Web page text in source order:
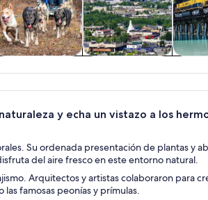
bebidas y vida
nocturna
y echa un vistazo a los
Su ordenada presentación de plantas y
del aire fresco en este entorno natural.
Arquitectos y artistas colaboraron para
famosas peonías y prímulas.